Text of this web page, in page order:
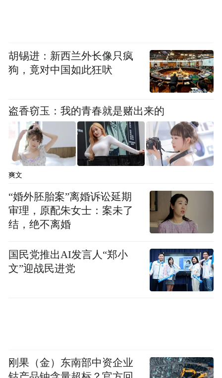
建立广泛的人脉资源，为此我们会为每个学
生提供来往的机票以及免费的住宿。很可
惜，今年由于疫情原因，我们无法举办线下
转，我们会邀请他们来硅谷参加峰会。”
由于庞大的导师资源库，苏打问提出了“苏打
问，问速答，用一杯苏打水的时间解答您的
疑问“的口号。目前苏打问拥有超过500名来
自世界各地名校的专业学术导师为学生提供
一对一的机会深入研究特定的学术问题，包
括牛津，剑桥，哥大，杜克等。他们是来自
如金融、统计、会计、管理、营销、文学、
法律、医学、心理、哲学、计算机、电子以
自己获得不少额外的收入来源。优秀的导师
胡锡进：新西兰外长像只疯
狗，竟对中国如此狂吠
盗香窃玉：我的青春就是赌出来的
爽文
“婚外胚胎案”离婚诉讼延期
审理，原配朱女士：案未了
结，绝不离婚
国民党推出AI发言人“郑小
文”迎战民进党
刚果（金）东南部中资企业